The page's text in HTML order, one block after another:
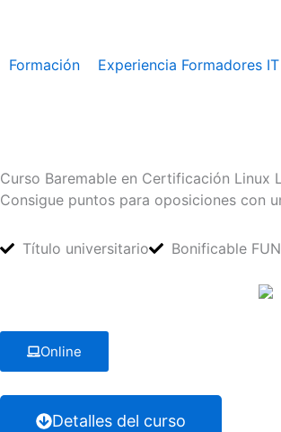
contenido
Formación Experiencia Formadores IT
Curso Baremable en Certificación Linux
Consigue puntos para oposiciones con
Título universitario Bonificable
Online
Detalles del curso